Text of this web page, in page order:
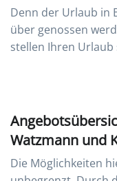
Denn der Urlaub in
über genossen
stellen Ihren
Watzmann und
Die Möglichkeiten